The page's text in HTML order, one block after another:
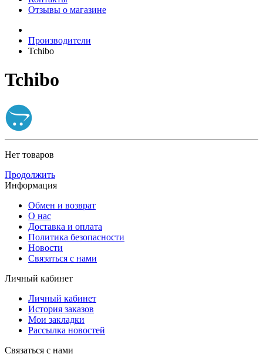
Отзывы о магазине
Производители
Tchibo
Tchibo
Нет товаров
Продолжить
Информация
Обмен и возврат
О нас
Доставка и оплата
Политика безопасности
Новости
Связаться с нами
Личный кабинет
Личный кабинет
История заказов
Мои закладки
Рассылка новостей
Связаться с нами